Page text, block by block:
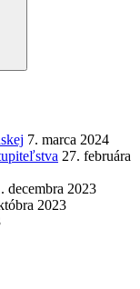
7. marca 2024
27. februára
decembra 2023
2023